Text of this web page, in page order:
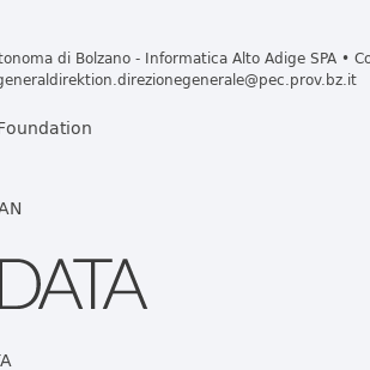
di Bolzano - Informatica Alto Adige SPA •